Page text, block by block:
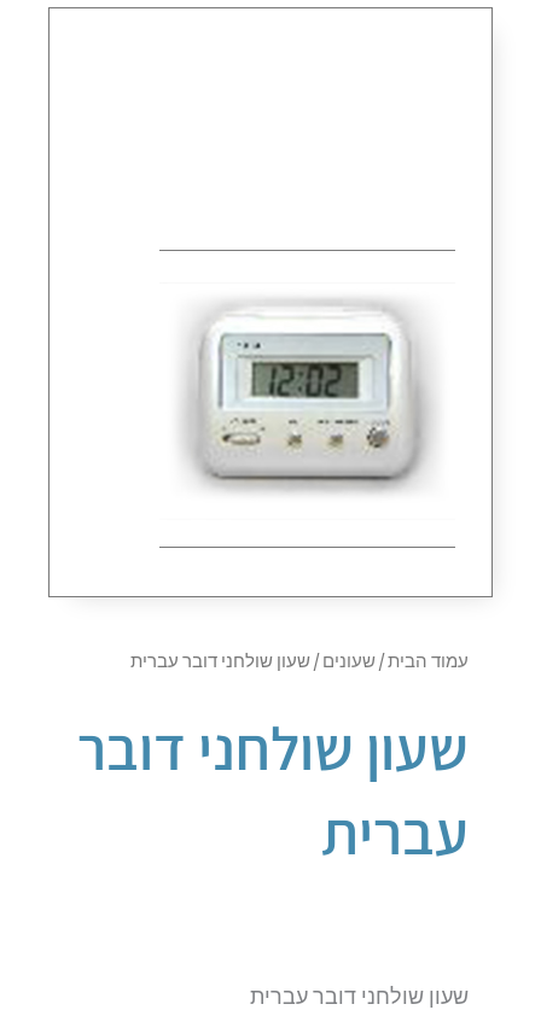
עמוד הבית/שעונים/ שעון שולחני דובר עברית
שעון שולחני דובר
עברית
שעון שולחני דובר עברית